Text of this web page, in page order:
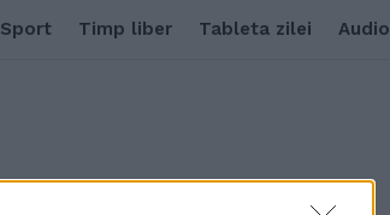
Sport Timp liber Tableta zilei Audio